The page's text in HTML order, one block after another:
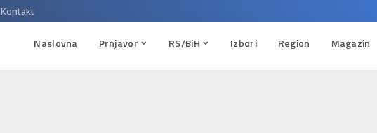
Kontakt
Naslovna Prnjavor RS/BiH Izbori Region Magazin